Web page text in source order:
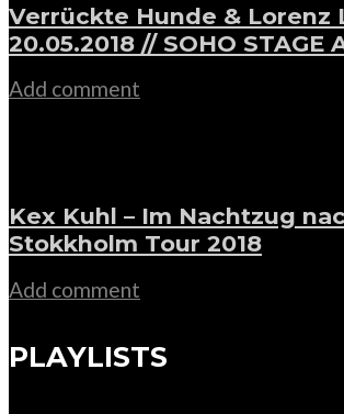
Verrückte Hunde & Lorenz
20.05.2018 // SOHO STAGE
Add comment
Kex Kuhl – Im Nachtzug
Stokkholm Tour 2018
Add comment
PLAYLISTS